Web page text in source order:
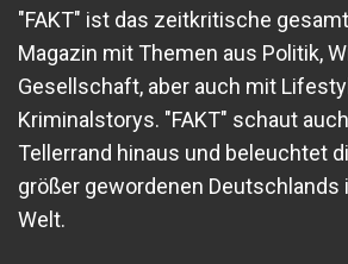
"FAKT" ist das zeitkritische
Magazin mit Themen aus Politik,
Gesellschaft, aber auch mit
Kriminalstorys. "FAKT" schaut
Tellerrand hinaus und beleuchtet
größer gewordenen Deutschlands
Welt.